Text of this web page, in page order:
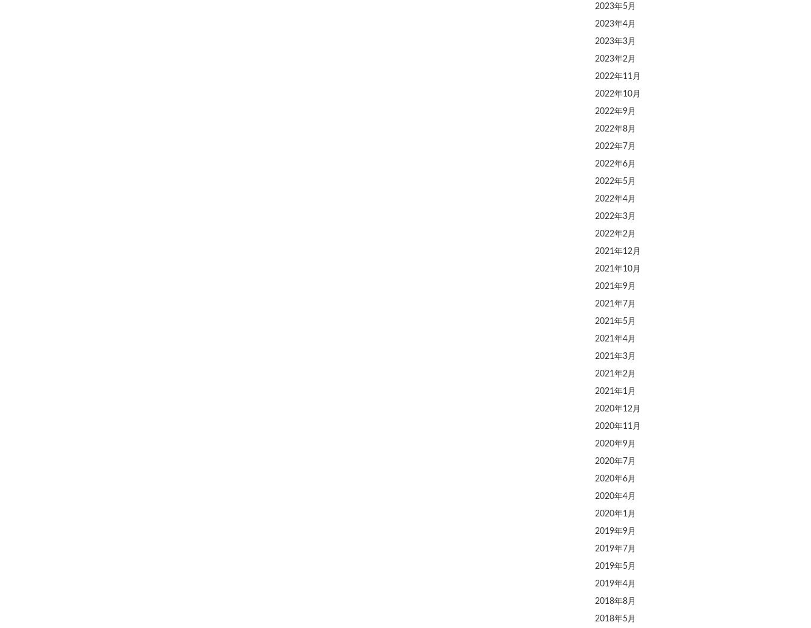
2023年5月
2023年4月
2023年3月
2023年2月
2022年11月
2022年10月
2022年9月
2022年8月
2022年7月
2022年6月
2022年5月
2022年4月
2022年3月
2022年2月
2021年12月
2021年10月
2021年9月
2021年7月
2021年5月
2021年4月
2021年3月
2021年2月
2021年1月
2020年12月
2020年11月
2020年9月
2020年7月
2020年6月
2020年4月
2020年1月
2019年9月
2019年7月
2019年5月
2019年4月
2018年8月
2018年5月